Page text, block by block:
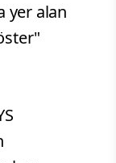
yer alan